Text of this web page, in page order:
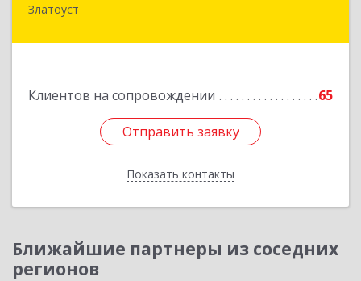
Златоуст
Клиентов на сопровождении 65
Отправить заявку
Показать контакты
456227, Челябинская обл, Златоуст г, Мира пр-
Отправить заявку
Назад
Ближайшие партнеры из соседних
регионов